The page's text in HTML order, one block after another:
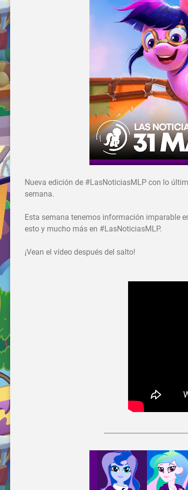
Nueva edición de #LasNoticiasMLP con lo
semana.
Esta semana tenemos información imparable
esto y mucho más en #LasNoticiasMLP.
¡Vean el vídeo después del salto!